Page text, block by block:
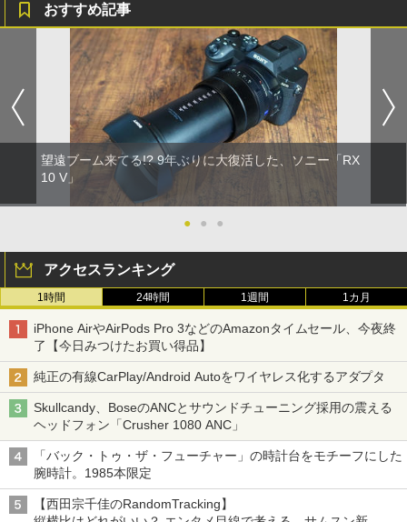
おすすめ記事
望遠ブーム来てる!? 9年ぶりに大復活した、ソニー「RX
10 V」
● ● ●
アクセスランキング
1時間 24時間 1週間 1カ月
iPhone AirやAirPods Pro 3などのAmazonタイムセール、今夜終
了【今日みつけたお買い得品】
純正の有線CarPlay/Android Autoをワイヤレス化するアダプタ
Skullcandy、BoseのANCとサウンドチューニング採用の震える
ヘッドフォン「Crusher 1080 ANC」
「バック・トゥ・ザ・フューチャー」の時計台をモチーフにした
腕時計。1985本限定
【西田宗千佳のRandomTracking】